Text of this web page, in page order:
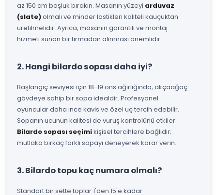
az 150 cm boşluk bırakın. Masanın yüzeyi arduvaz
(slate)olmalı ve minder lastikleri kaliteli kauçuktan
üretilmelidir. Ayrıca, masanın garantili ve montaj
hizmeti sunan bir firmadan alınması önemlidir.
2. Hangi bilardo sopası daha iyi?
Başlangıç seviyesi için 18-19 ons ağırlığında, akçaağaç
gövdeye sahip bir sopa idealdir. Profesyonel
oyuncular daha ince kavis ve özel uç tercih edebilir.
Sopanın ucunun kalitesi de vuruş kontrolünü etkiler.
Bilardo sopası seçimikişisel tercihlere bağlıdır;
mutlaka birkaç farklı sopayı deneyerek karar verin.
3. Bilardo topu kaç numara olmalı?
Standart bir sette toplar 1'den 15'e kadar